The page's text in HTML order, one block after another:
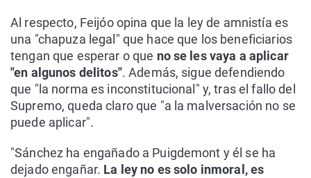
Al respecto, Feijóo opina que la ley de amnistía es
una "chapuza legal" que hace que los beneficiarios
tengan que esperar o que no se les vaya a aplicar
"en algunos delitos". Además, sigue defendiendo
que "la norma es inconstitucional" y, tras el fallo del
Supremo, queda claro que "a la malversación no se
puede aplicar".
"Sánchez ha engañado a Puigdemont y él se ha
dejado engañar. La ley no es solo inmoral, es